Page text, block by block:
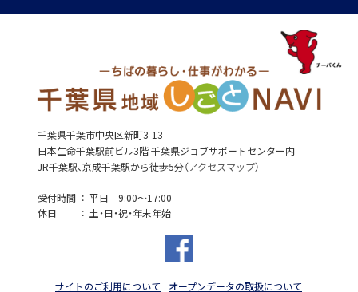
千葉県千葉市中央区新町3-13
日本生命千葉駅前ビル3階 千葉県ジョブサポートセンター内
JR千葉駅、京成千葉駅から徒歩5分（アクセスマップ）
受付時間
平日 9:00～17:00
休日
土・日・祝・年末年始
サイトのご利用について オープンデータの取扱について